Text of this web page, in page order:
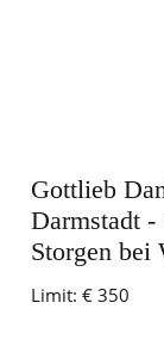
Gottlieb
Darmstadt
Storgen bei
Limit: € 350